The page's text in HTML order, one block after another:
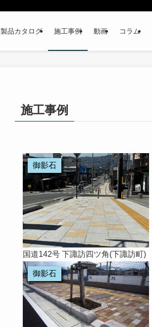
製品カタログ​ 施工事例 動画 コラム
施工事例
国道142号 下諏訪四ツ角(下諏訪町)
御影石
御影石